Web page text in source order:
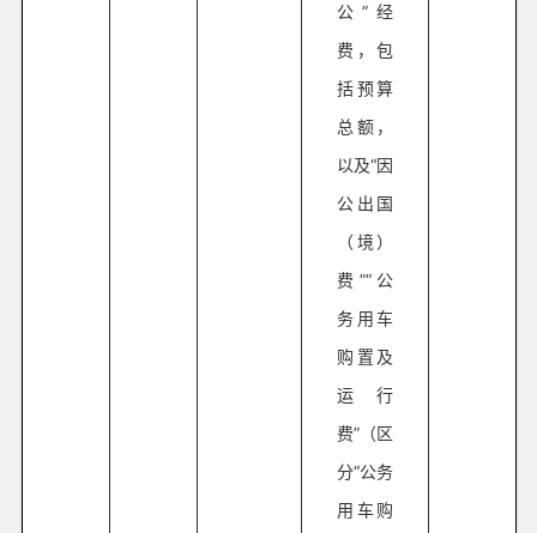
公”经
费，包
括预算
总额，
以及“因
公出国
（境）
费”“公
务用车
购置及
运行
费”（区
分“公务
用车购